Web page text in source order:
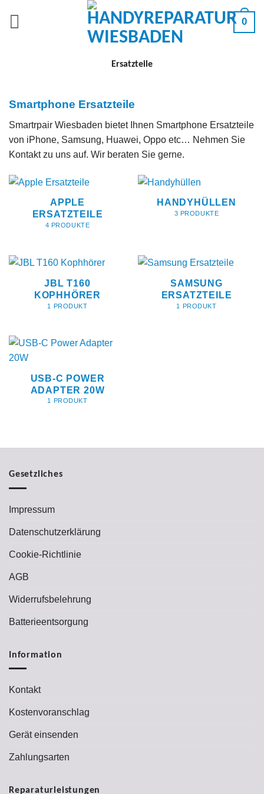
0
Ersatzteile
Smartphone Ersatzteile
Smartrpair Wiesbaden bietet Ihnen Smartphone Ersatzteile
von iPhone, Samsung, Huawei, Oppo etc… Nehmen Sie
Kontakt zu uns auf. Wir beraten Sie gerne.
APPLE
ERSATZTEILE
4 PRODUKTE
HANDYHÜLLEN
3 PRODUKTE
JBL T160
KOPHHÖRER
1 PRODUKT
SAMSUNG
ERSATZTEILE
1 PRODUKT
USB-C POWER
ADAPTER 20W
1 PRODUKT
Gesetzliches
Impressum
Datenschutzerklärung
Cookie-Richtlinie
AGB
Widerrufsbelehrung
Batterieentsorgung
Information
Kontakt
Kostenvoranschlag
Gerät einsenden
Zahlungsarten
Reparaturleistungen